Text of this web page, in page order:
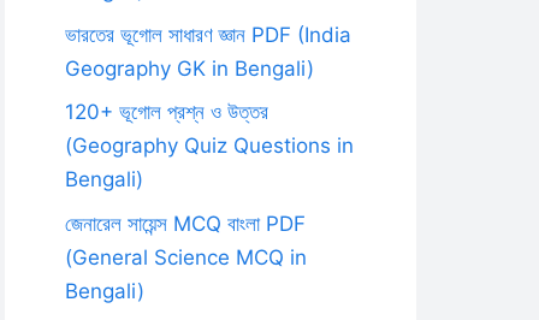
ভারতের ভূগোল সাধারণ জ্ঞান PDF (India
Geography GK in Bengali)
120+ ভূগোল প্রশ্ন ও উত্তর
(Geography Quiz Questions in
Bengali)
জেনারেল সায়েন্স MCQ বাংলা PDF
(General Science MCQ in
Bengali)